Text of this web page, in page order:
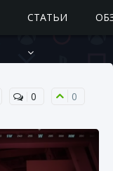
СТАТЬИ
0 0